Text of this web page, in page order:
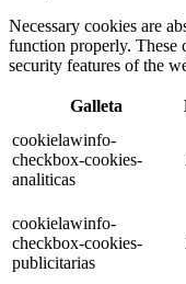
Necessary cookies are
function properly. These
security features of the
Galleta
cookielawinfo-
checkbox-cookies-
analiticas
cookielawinfo-
checkbox-cookies-
publicitarias